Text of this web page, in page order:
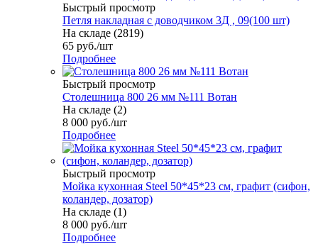
Быстрый просмотр
Петля накладная с доводчиком 3Д , 09(100 шт)
На складе (2819)
65 руб./шт
Подробнее
Быстрый просмотр
Столешница 800 26 мм №111 Вотан
На складе (2)
8 000 руб./шт
Подробнее
Быстрый просмотр
Мойка кухонная Steel 50*45*23 см, графит (сифон,
коландер, дозатор)
На складе (1)
8 000 руб./шт
Подробнее